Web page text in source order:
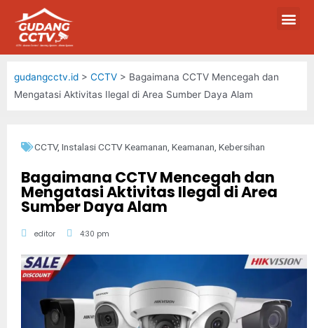
gudangcctv.id > CCTV > Bagaimana CCTV Mencegah dan
Mengatasi Aktivitas Ilegal di Area Sumber Daya Alam
CCTV, Instalasi CCTV Keamanan Keamanan Kebersihan
Bagaimana CCTV Mencegah dan
Mengatasi Aktivitas Ilegal di Area
Sumber Daya Alam
editor 4:30 pm